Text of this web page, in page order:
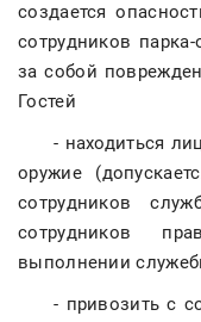
создается
сотрудников
за собой
Гостей
- находиться
оружие
сотрудников
сотрудников
выполнении
- привозить с